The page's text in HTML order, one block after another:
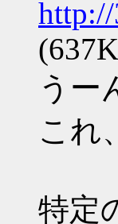
うー
これ
特定